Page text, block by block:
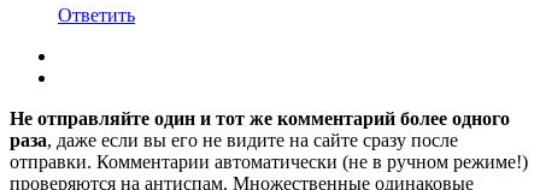
Ответить
Не отправляйте один и тот же комментарий более одного
раза, даже если вы его не видите на сайте сразу после
отправки. Комментарии автоматически (не в ручном режиме!)
проверяются на антиспам. Множественные одинаковые